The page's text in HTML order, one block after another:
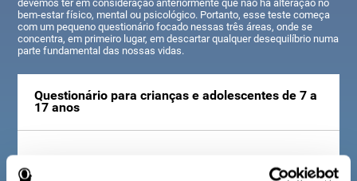
devemos ter em consideração anteriormente que não há alteração no
bem-estar físico, mental ou psicológico. Portanto, esse teste começa
com um pequeno questionário focado nessas três áreas, onde se
concentra, em primeiro lugar, em descartar qualquer desequilíbrio numa
parte fundamental das nossas vidas.
Questionário para crianças e adolescentes de 7 a
17 anos
ser preenchidos pelo tutor ou profissional responsável pela